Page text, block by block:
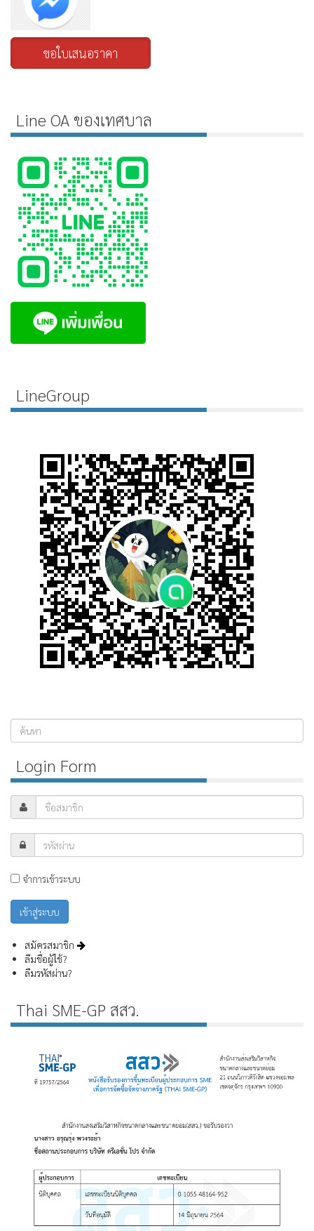
ขอใบเสนอราคา
Line OA ของเทศบาล
LineGroup
ค้นหา...
Login Form
จำการเข้าระบบ
สมัครสมาชิก
ลืมชื่อผู้ใช้?
ลืมรหัสผ่าน?
Thai SME-GP สสว.